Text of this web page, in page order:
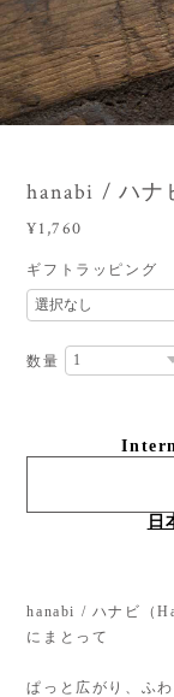
hanabi / ハナ
¥1,760
ギフトラッピング
数量
日
hanabi / ハナビ（
にまとって
ぱっと広がり、ふ